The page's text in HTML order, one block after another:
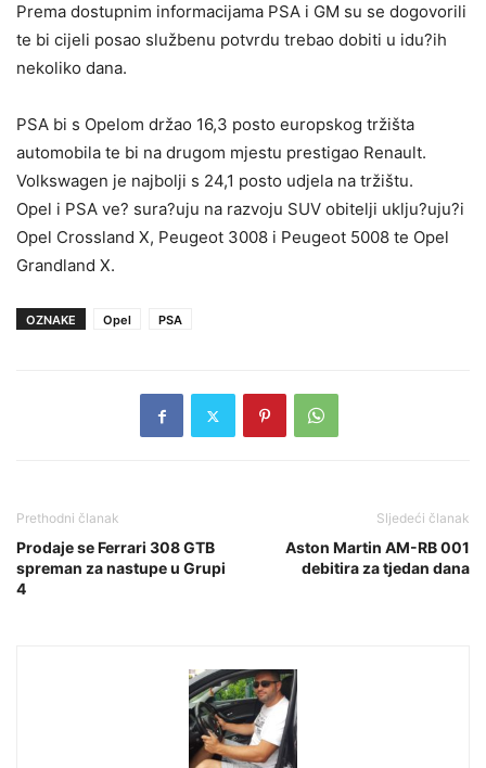
Prema dostupnim informacijama PSA i GM su se dogovorili
te bi cijeli posao službenu potvrdu trebao dobiti u idu?ih
nekoliko dana.
PSA bi s Opelom držao 16,3 posto europskog tržišta
automobila te bi na drugom mjestu prestigao Renault.
Volkswagen je najbolji s 24,1 posto udjela na tržištu.
Opel i PSA ve? sura?uju na razvoju SUV obitelji uklju?uju?i
Opel Crossland X, Peugeot 3008 i Peugeot 5008 te Opel
Grandland X.
OZNAKE Opel PSA
Prethodni članak
Prodaje se Ferrari 308 GTB
spreman za nastupe u Grupi
4
Sljedeći članak
Aston Martin AM-RB 001
debitira za tjedan dana